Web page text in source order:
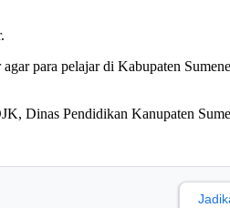
para pelajar di Kabupaten
Dinas Pendidikan Kanupaten